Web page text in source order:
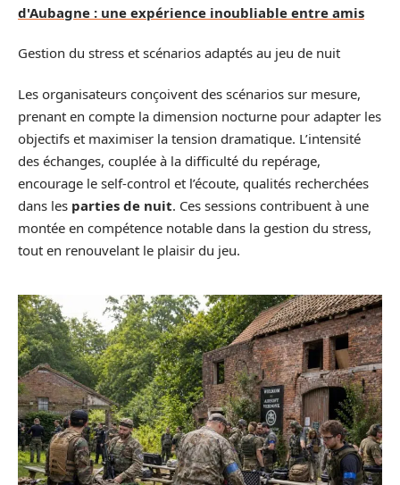
d'Aubagne : une expérience inoubliable entre amis
Gestion du stress et scénarios adaptés au jeu de nuit
Les organisateurs conçoivent des scénarios sur mesure,
prenant en compte la dimension nocturne pour adapter les
objectifs et maximiser la tension dramatique. L’intensité
des échanges, couplée à la difficulté du repérage,
encourage le self-control et l’écoute, qualités recherchées
dans les parties de nuit. Ces sessions contribuent à une
montée en compétence notable dans la gestion du stress,
tout en renouvelant le plaisir du jeu.